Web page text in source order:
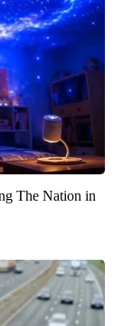
The Nation in